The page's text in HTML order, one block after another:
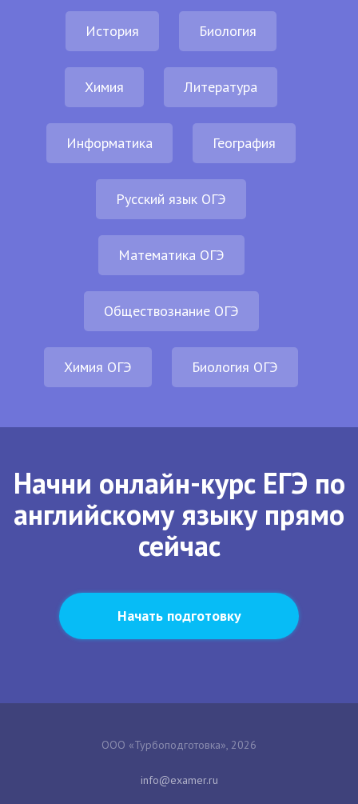
История Биология
Химия Литература
Информатика География
Русский язык ОГЭ
Математика ОГЭ
Обществознание ОГЭ
Химия ОГЭ Биология ОГЭ
Начни онлайн-курс ЕГЭ по
английскому языку прямо
сейчас
Начать подготовку
ООО «Турбоподготовка», 2026